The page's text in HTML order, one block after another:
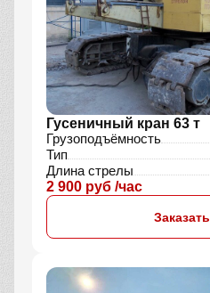
Гусеничный кран 63 т
Грузоподъёмность
Тип
Длина стрелы
2 900 руб /час
Заказать